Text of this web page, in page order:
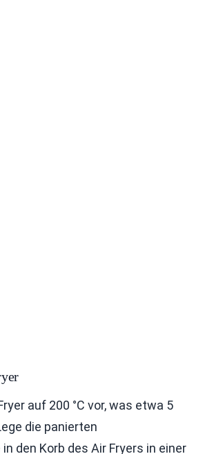
auf 200 °C vor, was etwa 5
die panierten
den Korb des Air Fryers in einer